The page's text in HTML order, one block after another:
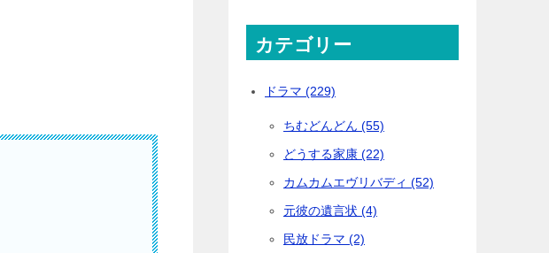
カテゴリー
ドラマ (229)
ちむどんどん (55)
どうする家康 (22)
カムカムエヴリバディ (52)
元彼の遺言状 (4)
民放ドラマ (2)